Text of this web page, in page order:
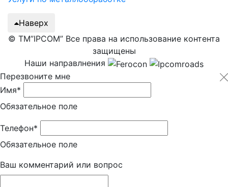
Наверх
© ТМ”IPCOM” Все права на использование контента
защищены
Наши направлнения
Перезвоните мне
Имя*
Обязательное поле
Телефон*
Обязательное поле
Ваш комментарий или вопрос